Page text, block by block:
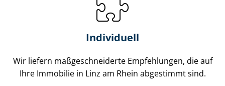
Individuell
Wir liefern maß­ge­schnei­der­te Empfehlungen, die auf
Ihre Immobilie in Linz am Rhein abgestimmt sind.